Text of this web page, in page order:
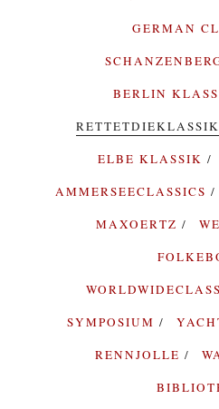
GERMAN
BERLIN
ELBE KLASSIK
AMMERSEECLASSICS
MAXOERTZ
SYMPOSIUM
RENNJOLLE